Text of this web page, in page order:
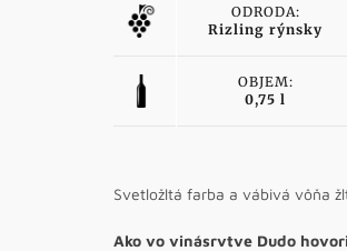
ODRODA:
Rizling rýnsky
OBJEM:
0,75 l
Svetložltá farba a vábivá vôňa
Ako vo vinásrvtve Dudo